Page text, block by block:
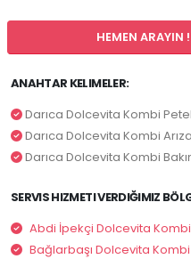
HEMEN
ANAHTAR KELIMELER:
Darıca Dolcevita Kombi
Darıca Dolcevita Kombi Arıza
Darıca Dolcevita Kombi
SERVIS HIZMETI VERDIĞIMIZ
Abdi İpekçi Dolcevita
Bağlarbaşı Dolcevita